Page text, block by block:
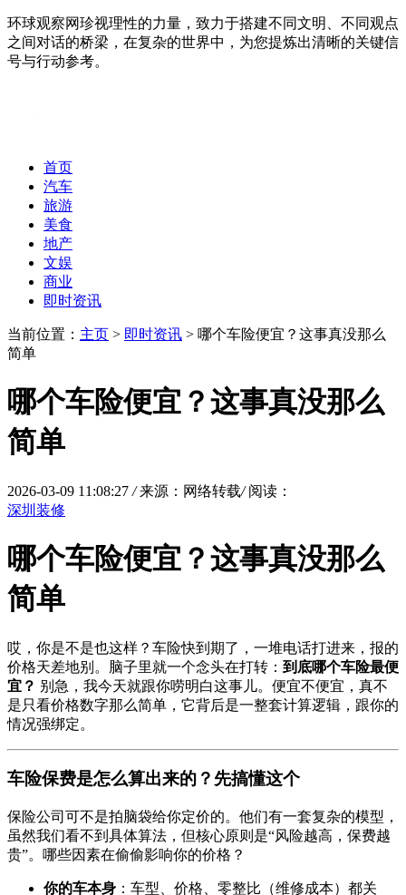
环球观察网珍视理性的力量，致力于搭建不同文明、不同观点
之间对话的桥梁，在复杂的世界中，为您提炼出清晰的关键信
号与行动参考。
首页
汽车
旅游
美食
地产
文娱
商业
即时资讯
当前位置： 主页 > 即时资讯 > 哪个车险便宜？这事真没那么
简单
哪个车险便宜？这事真没那么
简单
2026-03-09 11:08:27 / 来源：网络转载/ 阅读：
深圳装修
哪个车险便宜？这事真没那么
简单
哎，你是不是也这样？车险快到期了，一堆电话打进来，报的
价格天差地别。脑子里就一个念头在打转： 到底哪个车险最便
宜？ 别急，我今天就跟你唠明白这事儿。便宜不便宜，真不
是只看价格数字那么简单，它背后是一整套计算逻辑，跟你的
情况强绑定。
车险保费是怎么算出来的？先搞懂这个
保险公司可不是拍脑袋给你定价的。他们有一套复杂的模型，
虽然我们看不到具体算法，但核心原则是“风险越高，保费越
贵”。哪些因素在偷偷影响你的价格？
你的车本身 ：车型、价格、零整比（维修成本）都关